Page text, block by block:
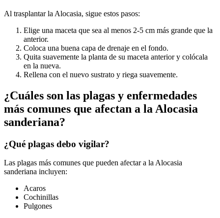
Al trasplantar la Alocasia, sigue estos pasos:
Elige una maceta que sea al menos 2-5 cm más grande que la
anterior.
Coloca una buena capa de drenaje en el fondo.
Quita suavemente la planta de su maceta anterior y colócala
en la nueva.
Rellena con el nuevo sustrato y riega suavemente.
¿Cuáles son las plagas y enfermedades
más comunes que afectan a la Alocasia
sanderiana?
¿Qué plagas debo vigilar?
Las plagas más comunes que pueden afectar a la Alocasia
sanderiana incluyen:
Acaros
Cochinillas
Pulgones